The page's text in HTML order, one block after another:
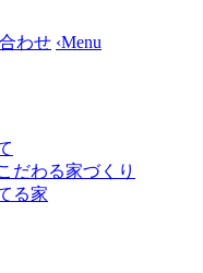
わせ ‹Menu
だわる家づくり
る家